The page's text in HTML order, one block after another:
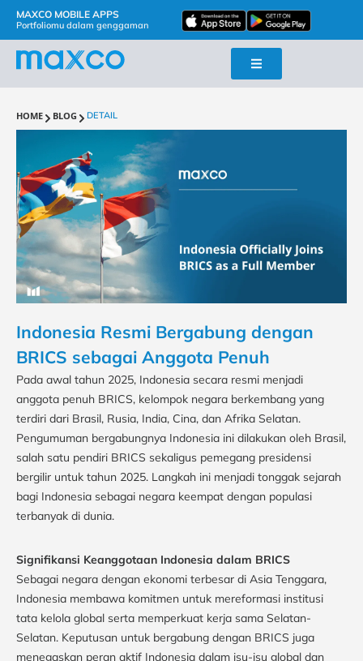
MAXCO MOBILE APPS
Portfoliomu dalam genggaman
HOME BLOG DETAIL
Indonesia Resmi Bergabung dengan
BRICS sebagai Anggota Penuh
Pada awal tahun 2025, Indonesia secara resmi menjadi
anggota penuh BRICS, kelompok negara berkembang yang
terdiri dari Brasil, Rusia, India, Cina, dan Afrika Selatan.
Pengumuman bergabungnya Indonesia ini dilakukan oleh Brasil,
salah satu pendiri BRICS sekaligus pemegang presidensi
bergilir untuk tahun 2025. Langkah ini menjadi tonggak sejarah
bagi Indonesia sebagai negara keempat dengan populasi
terbanyak di dunia.
Signifikansi Keanggotaan Indonesia dalam BRICS
Sebagai negara dengan ekonomi terbesar di Asia Tenggara,
Indonesia membawa komitmen untuk mereformasi institusi
tata kelola global serta memperkuat kerja sama Selatan-
Selatan. Keputusan untuk bergabung dengan BRICS juga
menegaskan peran aktif Indonesia dalam isu-isu global dan